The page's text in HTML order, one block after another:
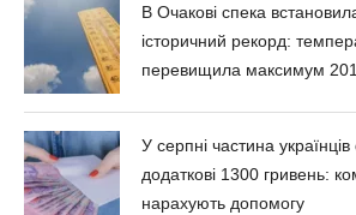
В Очакові спека
історичний рекорд:
перевищила максимум
У серпні частина
додаткові 1300 гривень:
нарахують допомогу